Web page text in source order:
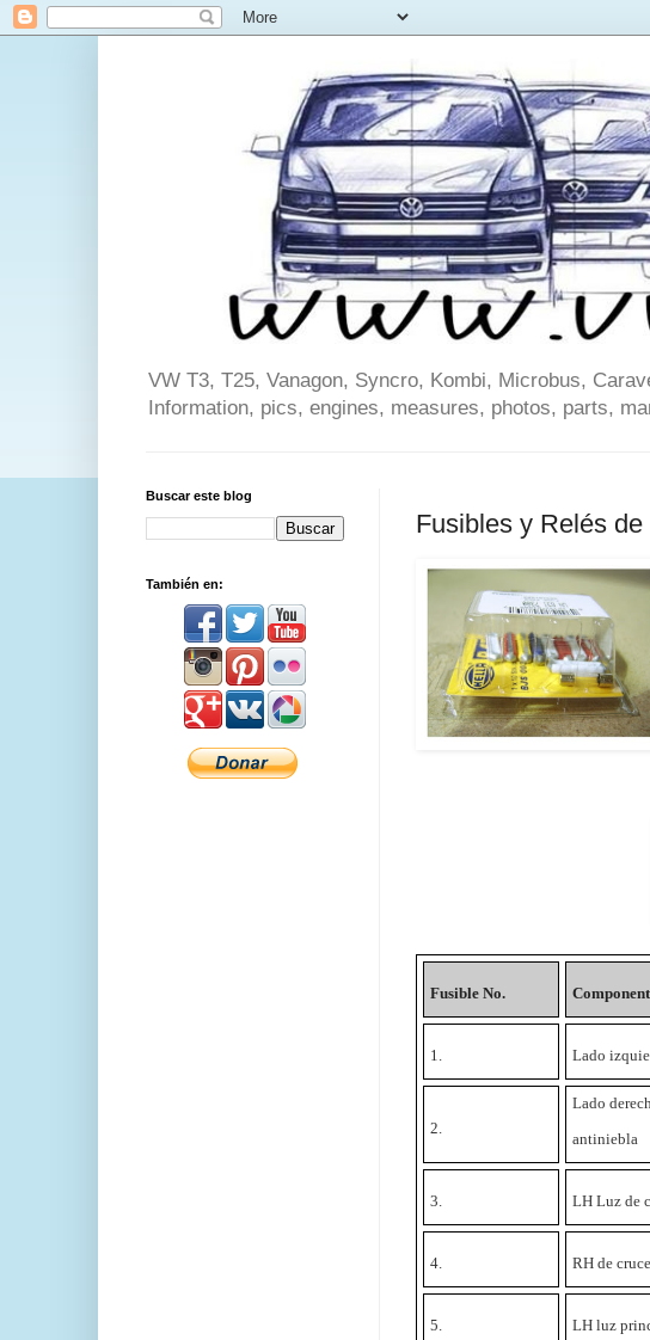
VW T3, T25, Vanagon, Syncro, Kombi, Microbus,
Information, pics, engines, measures, photos, parts,
Fusibles y Relés
Fusible No.
1. Lado
2.
Lado
antiniebla
3. LH Luz de
4. RH de
5. LH luz
Buscar este blog
También en: